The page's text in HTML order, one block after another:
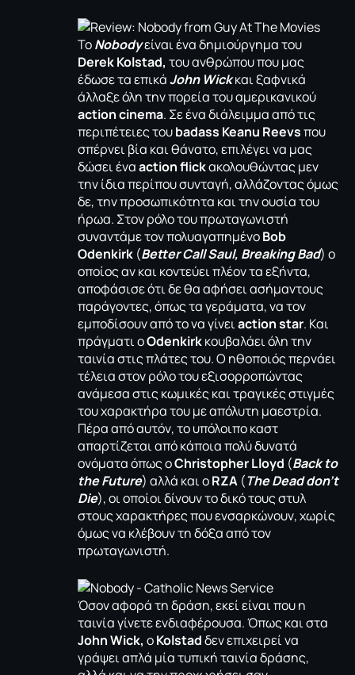
ΤοNobodyείναι ένα δημιούργημα του
Derek Kolstad, του ανθρώπου που μας
έδωσε τα επικάJohn Wickκαι ξαφνικά
άλλαξε όλη την πορεία του αμερικανικού
action cinema. Σε ένα διάλειμμα από τις
περιπέτειες τουbadass Keanu Reevsπου
σπέρνει βία και θάνατο, επιλέγει να μας
δώσει έναaction flickακολουθώντας μεν
την ίδια περίπου συνταγή, αλλάζοντας όμως
δε, την προσωπικότητα και την ουσία του
ήρωα. Στον ρόλο του πρωταγωνιστή
συναντάμε τον πολυαγαπημένοBob
Odenkirk (Better Call Saul, Breaking Bad) ο
οποίος αν και κοντεύει πλέον τα εξήντα,
αποφάσισε ότι δε θα αφήσει ασήμαντους
παράγοντες, όπως τα γεράματα, να τον
εμποδίσουν από το να γίνειaction star. Και
πράγματι οOdenkirkκουβαλάει όλη την
ταινία στις πλάτες του. Ο ηθοποιός περνάει
τέλεια στον ρόλο του εξισορροπώντας
ανάμεσα στις κωμικές και τραγικές στιγμές
του χαρακτήρα του με απόλυτη μαεστρία.
Πέρα από αυτόν, το υπόλοιπο καστ
απαρτίζεται από κάποια πολύ δυνατά
ονόματα όπως οChristopher Lloyd (Back to
the Future) αλλά και οRZA (The Dead don’t
Die), οι οποίοι δίνουν το δικό τους στυλ
στους χαρακτήρες που ενσαρκώνουν, χωρίς
όμως να κλέβουν τη δόξα από τον
πρωταγωνιστή.
Όσον αφορά τη δράση, εκεί είναι που η
ταινία γίνετε ενδιαφέρουσα. Όπως και στα
John Wick, οKolstadδεν επιχειρεί να
γράψει απλά μία τυπική ταινία δράσης,